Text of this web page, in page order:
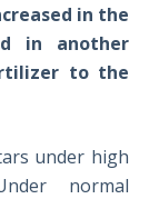
in the
in another
to the
under high
normal